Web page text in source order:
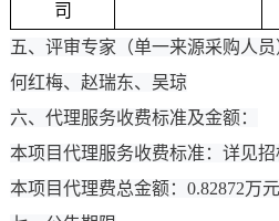
司
五、评审专家（单一来源采购人员
何红梅、赵瑞东、吴琼
六、代理服务收费标准及金额：
本项目代理服务收费标准：详见招
本项目代理费总金额：0.82872万